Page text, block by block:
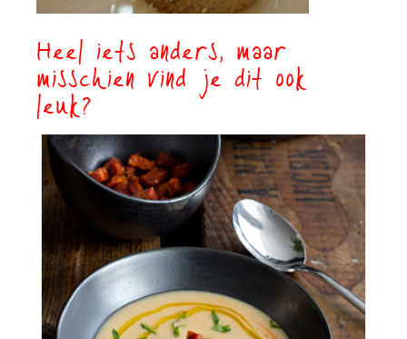
Heel iets anders, maar
misschien vind je dit ook
leuk?